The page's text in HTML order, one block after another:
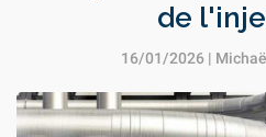
de
16/01/2026 |